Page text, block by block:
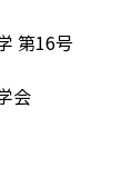
第16号
会